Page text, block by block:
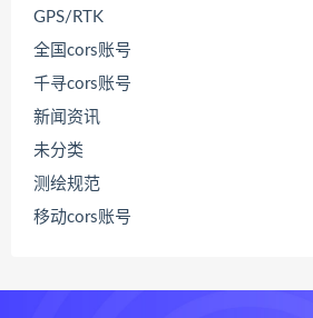
GPS/RTK
全国cors账号
千寻cors账号
新闻资讯
未分类
测绘规范
移动cors账号